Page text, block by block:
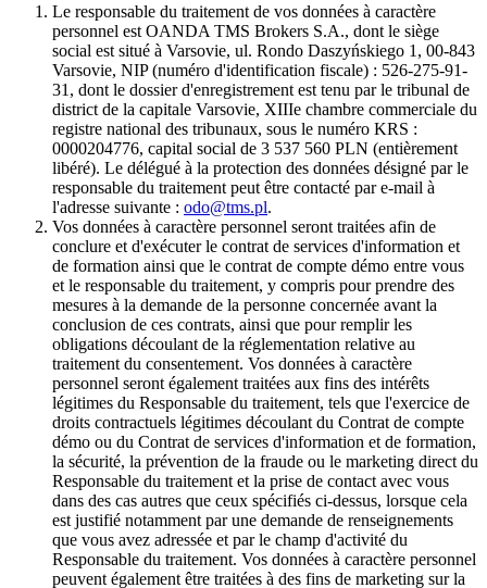
Le responsable du traitement de vos données à caractère
personnel est OANDA TMS Brokers S.A., dont le siège
social est situé à Varsovie, ul. Rondo Daszyńskiego 1, 00-843
Varsovie, NIP (numéro d'identification fiscale) : 526-275-91-
31, dont le dossier d'enregistrement est tenu par le tribunal de
district de la capitale Varsovie, XIIIe chambre commerciale du
registre national des tribunaux, sous le numéro KRS :
0000204776, capital social de 3 537 560 PLN (entièrement
libéré). Le délégué à la protection des données désigné par le
responsable du traitement peut être contacté par e-mail à
l'adresse suivante : odo@tms.pl.
Vos données à caractère personnel seront traitées afin de
conclure et d'exécuter le contrat de services d'information et
de formation ainsi que le contrat de compte démo entre vous
et le responsable du traitement, y compris pour prendre des
mesures à la demande de la personne concernée avant la
conclusion de ces contrats, ainsi que pour remplir les
obligations découlant de la réglementation relative au
traitement du consentement. Vos données à caractère
personnel seront également traitées aux fins des intérêts
légitimes du Responsable du traitement, tels que l'exercice de
droits contractuels légitimes découlant du Contrat de compte
démo ou du Contrat de services d'information et de formation,
la sécurité, la prévention de la fraude ou le marketing direct du
Responsable du traitement et la prise de contact avec vous
dans des cas autres que ceux spécifiés ci-dessus, lorsque cela
est justifié notamment par une demande de renseignements
que vous avez adressée et par le champ d'activité du
Responsable du traitement. Vos données à caractère personnel
peuvent également être traitées à des fins de marketing sur la